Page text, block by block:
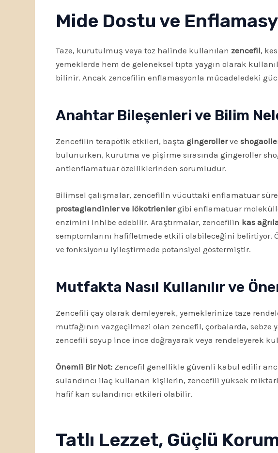
Mide Dostu ve
Taze, kurutulmuş veya toz halinde kullanılan zencefil,
yemeklerde hem de geleneksel tıpta yaygın olarak
bilinir. Ancak zencefilin enflamasyonla mücadeledeki
Anahtar Bileşenleri ve Bilim
Zencefilin terapötik etkileri, başta gingerollerve
bulunurken, kurutma ve pişirme sırasında gingeroller
antienflamatuar özelliklerinden sorumludur.
Bilimsel çalışmalar, zencefilin vücuttaki enflamatuar
prostaglandinler ve lökotrienlergibi enflamatuar
enzimini inhibe edebilir. Araştırmalar, zencefilin kas
semptomlarını hafifletmede etkili olabileceğini belirtiyor.
ve fonksiyonu iyileştirmede potansiyel göstermiştir.
Mutfakta Nasıl Kullanılır ve
Zencefili çay olarak demleyerek, yemeklerinize taze
mutfağının vazgeçilmezi olan zencefil, çorbalarda, sebze
zencefili soyup ince ince doğrayarak veya rendeleyerek
Önemli Bir Not:Zencefil genellikle güvenli kabul edilir
sulandırıcı ilaç kullanan kişilerin, zencefili yüksek
hafif kan sulandırıcı etkileri olabilir.
Tatlı Lezzet, Güçlü